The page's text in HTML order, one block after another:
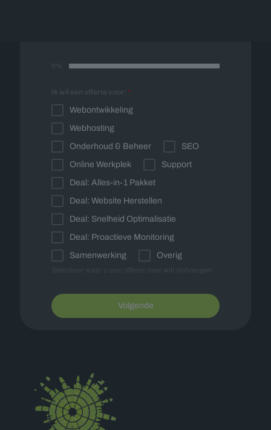
Ik wil een offerte voor: *
Webontwikkeling
Webhosting
Onderhoud & Beheer
SEO
Online Werkplek
Support
Deal: Alles-in-1 Pakket
Deal: Website Herstellen
Deal: Snelheid Optimalisatie
Deal: Proactieve Monitoring
Samenwerking
Overig
Volgende